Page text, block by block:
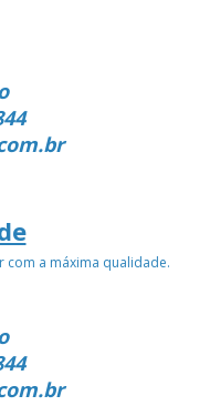
a máxima qualidade.